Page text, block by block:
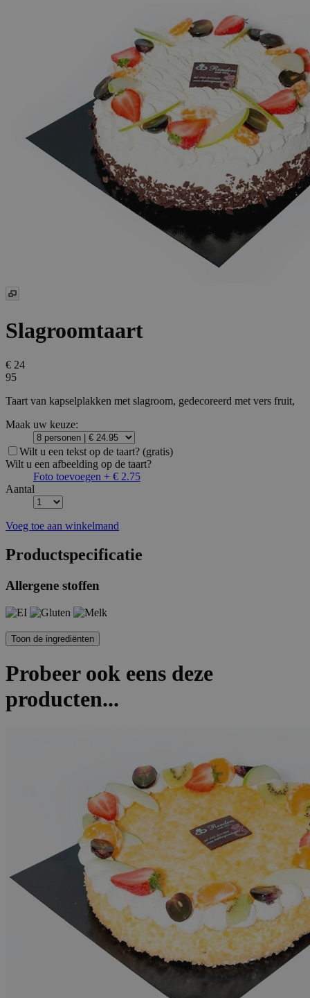
Slagroomtaart
€ 24
95
Taart van kapselplakken met slagroom, gedecoreerd met vers fruit,
Maak uw keuze:
Wilt u een tekst op de taart? (gratis)
Wilt u een afbeelding op de taart?
Foto toevoegen + € 2.75
Aantal
Voeg toe aan winkelmand
Productspecificatie
Allergene stoffen
Probeer ook eens deze
producten...